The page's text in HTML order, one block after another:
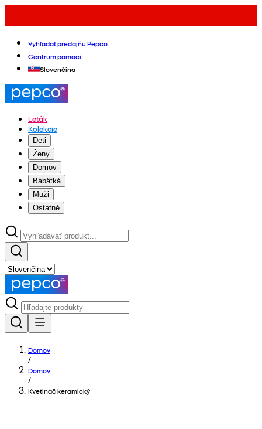
Vyhľadať predajňu Pepco
Centrum pomoci
Slovenčina
Leták
Kolekcie
Deti
Ženy
Domov
Bábätká
Muži
Ostatné
Domov
/
Domov
/
Kvetináč keramický